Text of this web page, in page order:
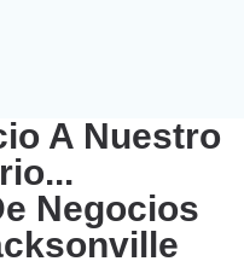
A Nuestro
Negocios